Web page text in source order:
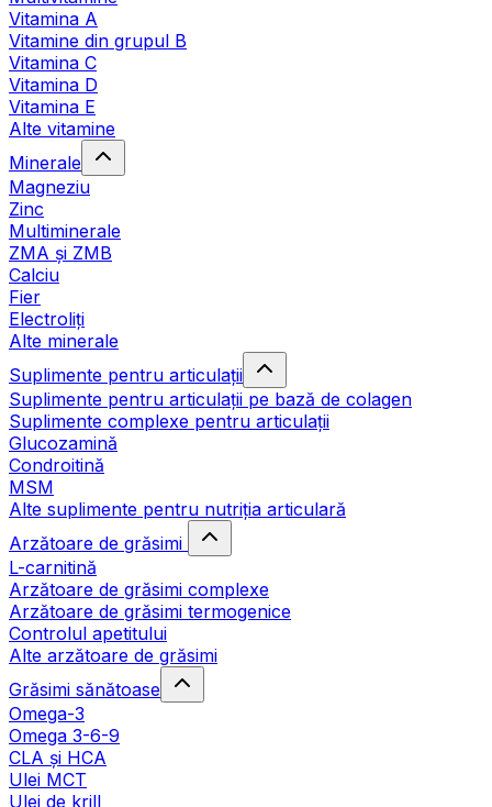
Vitamina A
Vitamine din grupul B
Vitamina C
Vitamina D
Vitamina E
Alte vitamine
Minerale
Magneziu
Zinc
Multiminerale
ZMA și ZMB
Calciu
Fier
Electroliți
Alte minerale
Suplimente pentru articulații
Suplimente pentru articulații pe bază de colagen
Suplimente complexe pentru articulații
Glucozamină
Condroitină
MSM
Alte suplimente pentru nutriția articulară
Arzătoare de grăsimi
L-carnitină
Arzătoare de grăsimi complexe
Arzătoare de grăsimi termogenice
Controlul apetitului
Alte arzătoare de grăsimi
Grăsimi sănătoase
Omega-3
Omega 3-6-9
CLA şi HCA
Ulei MCT
Ulei de krill